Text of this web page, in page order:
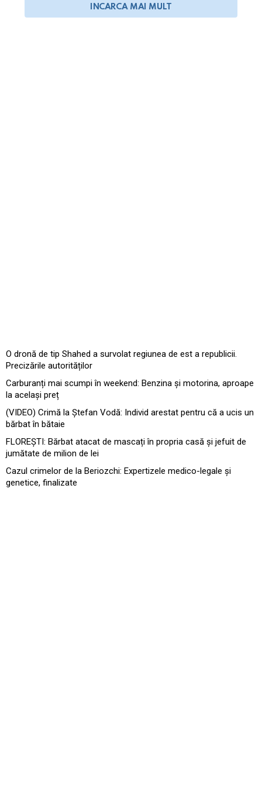
INCARCA MAI MULT
O dronă de tip Shahed a survolat regiunea de est a republicii.
Precizările autorităților
Carburanți mai scumpi în weekend: Benzina și motorina, aproape
la același preț
(VIDEO) Crimă la Ștefan Vodă: Individ arestat pentru că a ucis un
bărbat în bătaie
FLOREȘTI: Bărbat atacat de mascați în propria casă și jefuit de
jumătate de milion de lei
Cazul crimelor de la Beriozchi: Expertizele medico-legale și
genetice, finalizate